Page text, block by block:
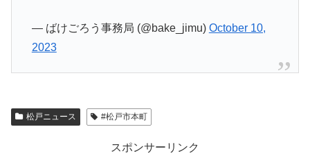
— ばけごろう事務局 (@bake_jimu) October 10,
2023
松戸ニュース #松戸市本町
スポンサーリンク